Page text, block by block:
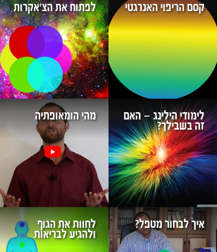
קסם הריפוי האנרגטי לפתוח את הצ'אקרות
לימודי הילינג – האם
זה בשבילך?
מהי הומאופתיה
איך לבחור מטפל? לחוות את הגוף
ולהגיע לבריאות